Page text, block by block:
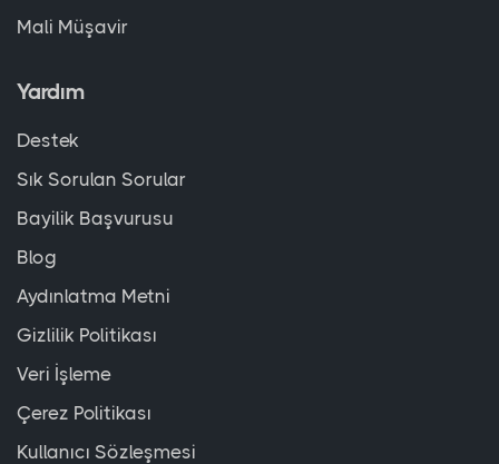
Mali Müşavir
Yardım
Destek
Sık Sorulan Sorular
Bayilik Başvurusu
Blog
Aydınlatma Metni
Gizlilik Politikası
Veri İşleme
Çerez Politikası
Kullanıcı Sözleşmesi